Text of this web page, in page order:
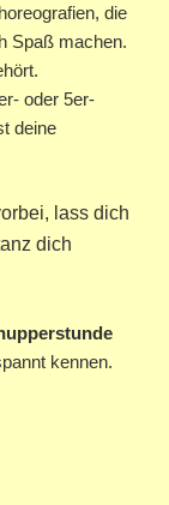
die
Spaß machen.
oder 5er-
deine
lass dich
dich
kennen.